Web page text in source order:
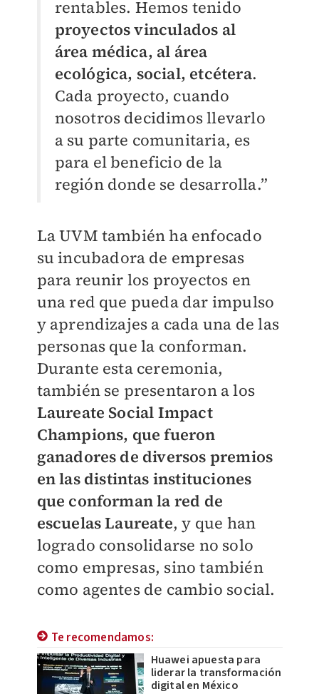
rentables. Hemos tenido
proyectos vinculados al
área médica, al área
ecológica, social, etcétera.
Cada proyecto, cuando
nosotros decidimos llevarlo
a su parte comunitaria, es
para el beneficio de la
región donde se desarrolla.”
La UVM también ha enfocado
su incubadora de empresas
para reunir los proyectos en
una red que pueda dar impulso
y aprendizajes a cada una de las
personas que la conforman.
Durante esta ceremonia,
también se presentaron a los
Laureate Social Impact
Champions, que fueron
ganadores de diversos premios
en las distintas instituciones
que conforman la red de
escuelas Laureate, y que han
logrado consolidarse no solo
como empresas, sino también
como agentes de cambio social.
Te recomendamos:
Huawei apuesta para
liderar la transformación
digital en México